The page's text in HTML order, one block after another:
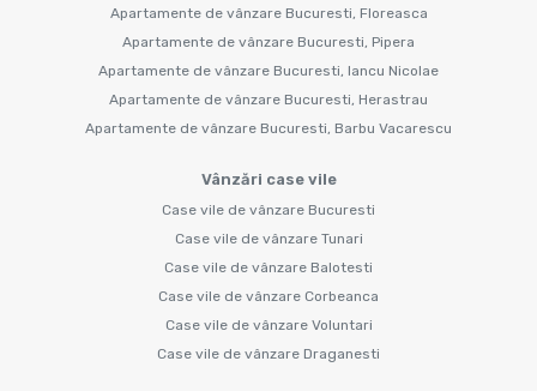
Apartamente de vânzare Bucuresti, Floreasca
Apartamente de vânzare Bucuresti, Pipera
Apartamente de vânzare Bucuresti, Iancu Nicolae
Apartamente de vânzare Bucuresti, Herastrau
Apartamente de vânzare Bucuresti, Barbu Vacarescu
Vânzări case vile
Case vile de vânzare Bucuresti
Case vile de vânzare Tunari
Case vile de vânzare Balotesti
Case vile de vânzare Corbeanca
Case vile de vânzare Voluntari
Case vile de vânzare Draganesti